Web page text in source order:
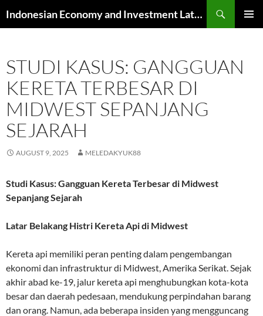
to
Indonesian Economy and Investment Latest News
STUDI KASUS: GANGGUAN
KERETA TERBESAR DI
MIDWEST SEPANJANG
SEJARAH
AUGUST 9, 2025 MELEDAKYUK88
Studi Kasus: Gangguan Kereta Terbesar di Midwest
Sepanjang Sejarah
Latar Belakang Histri Kereta Api di Midwest
Kereta api memiliki peran penting dalam pengembangan
ekonomi dan infrastruktur di Midwest, Amerika Serikat. Sejak
akhir abad ke-19, jalur kereta api menghubungkan kota-kota
besar dan daerah pedesaan, mendukung perpindahan barang
dan orang. Namun, ada beberapa insiden yang mengguncang